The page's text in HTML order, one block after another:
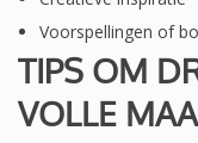
Voorspellingen of
TIPS OM
VOLLE